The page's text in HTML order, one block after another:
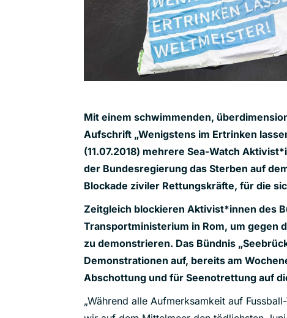
Mit einem schwimmenden,
Aufschrift „Wenigstens im Ertrinken
(11.07.2018) mehrere Sea-Watch
der Bundesregierung das Sterben auf
Blockade ziviler Rettungskräfte, für die
Zeitgleich blockieren Aktivist*innen des
Transportministerium in Rom, um gegen
zu demonstrieren. Das Bündnis
Demonstrationen auf, bereits am
Abschottung und für Seenotrettung auf
„Während alle Aufmerksamkeit auf